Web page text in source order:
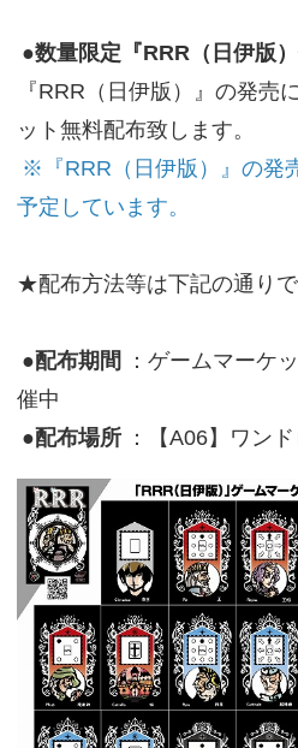
●数量限定『RRR（日伊版
『RRR（日伊版）』の発売
ット無料配布致します。
※『RRR（日伊版）』の発
予定しています。
★配布方法等は下記の通りで
●配布期間
：ゲームマーケ
催中
●配布場所 ：【A06】ワン